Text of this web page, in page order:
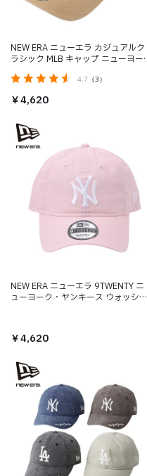
NEW ERA ニューエラ カジュアルク
ラシック MLB キャップ ニューヨー
ク・ヤンキース カーキ
4.7 （3）
￥4,620
NEW ERA ニューエラ 9TWENTY ニ
ューヨーク・ヤンキース ウォッシュ
￥4,620